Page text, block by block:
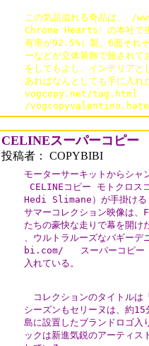
この気品溢れる奇品は、 /
Chrome Hearts〉の本社で
有率が92.5%）製。6面それ
ーなどが立体装飾で施されて
をしてもよし、インテリアと
あればなんとしても手に入れ
vogcopy.net/tag.html
/
CELINEスーパーコピー
投稿者： COPYBIBI
モーターサーキットから
CELINEコピー モトクロス
Hedi Slimane）が手掛ける
サマーコレクション映像は、
たちの豪快な走りで幕を開け
、ウルトラルーズなバギー
bi.com/   スーパーコピー
入れている。
コレクションのタイトルは
シーズンもセリーヌは、約
島に設置したブランドロゴ入
ックは新進気鋭のアーティ